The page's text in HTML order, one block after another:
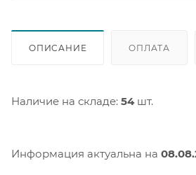
ОПИСАНИЕ ОПЛАТА
Наличие на складе: 54шт.
Информация актуальна на